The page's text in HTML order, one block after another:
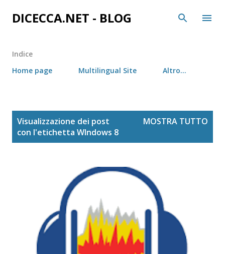
Passa ai contenuti principali
DICECCA.NET - BLOG
Indice
Home page
Multilingual Site Altro…
Visualizzazione dei post
con l'etichetta WIndows 8
MOSTRA TUTTO